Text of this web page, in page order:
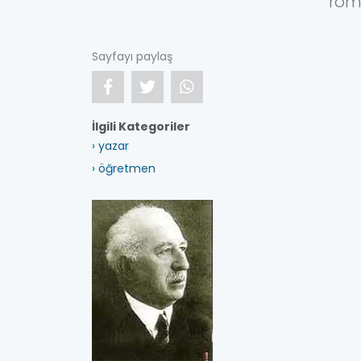
Sayfayı paylaş
İlgili Kategoriler
› yazar
› öğretmen